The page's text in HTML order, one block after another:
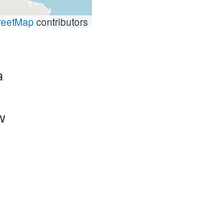
contributors